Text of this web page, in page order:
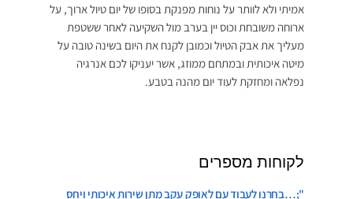
אמיתי ולא לוותר על נוחות מפנקת בסופו של יום טיול ארוך, על
ארוחה משובחת וכוס יין בערב מול השקיעה לאחר ששטפת
מעליך את אבק הטיול וכמובן לקנח את היום בשינה טובה על
מיטה איכותית ובמתחם ממוזג, אשר יעניקו לכם אנרגיה
נפלאה ומחזקת לעוד יום מהנה בטבע.
לקוחות מספרים
";…בחרנו לעבוד עם לאופק עקב מתן שירות איכותי ויחס